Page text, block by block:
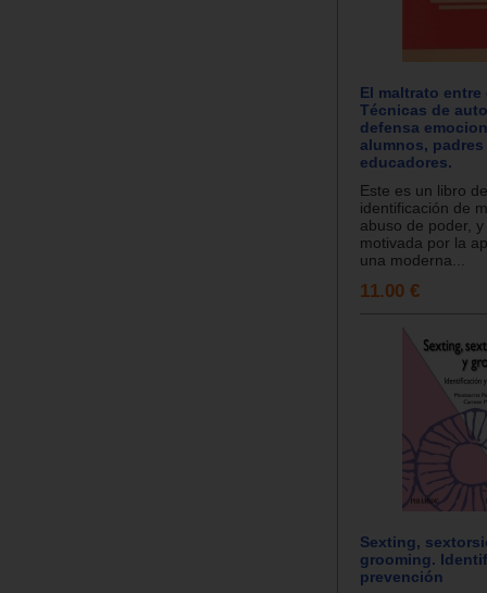
El maltrato entre
Técnicas de
defensa
alumnos, padres
educadores.
Este es un libro
identificación de
abuso de poder,
motivada por la
una moderna...
11.00 €
Sexting,
grooming.
prevención